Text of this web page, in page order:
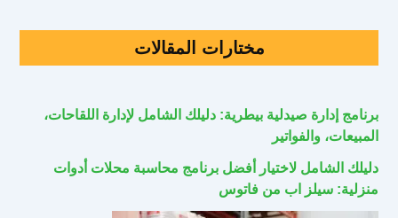
مختارات المقالات
برنامج إدارة صيدلية بيطرية: دليلك الشامل لإدارة اللقاحات،
المبيعات، والفواتير
دليلك الشامل لاختيار أفضل برنامج محاسبة محلات أدوات
منزلية: سيلز اب من فاتوس